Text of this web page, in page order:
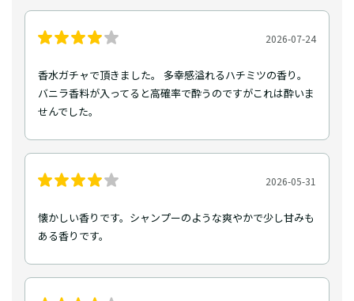
2026-07-24
香水ガチャで頂きました。 多幸感溢れるハチミツの香り。
バニラ香料が入ってると高確率で酔うのですがこれは酔いま
せんでした。
2026-05-31
懐かしい香りです。シャンプーのような爽やかで少し甘みも
ある香りです。